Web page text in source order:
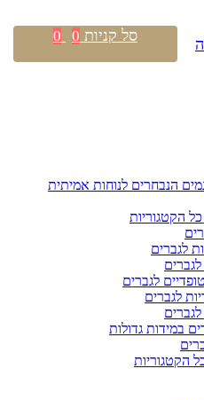
הנבחרים לנוחות אמיתית
הקטגוריות
לגברים
לגברים
לגברים
במידות גדולות
הקטגוריות
סל קניות 0
0